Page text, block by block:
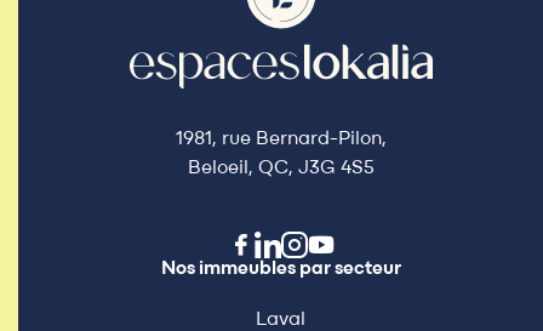
1981, rue Bernard-Pilon,
Beloeil, QC, J3G 4S5
Nos immeubles par secteur
Laval